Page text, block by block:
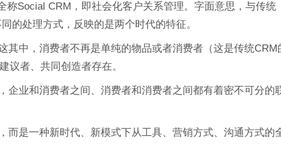
称Social CRM，即社会化客户关系管理。字面意思，与传统
的处理方式，反映的是两个时代的特征。
其中，消费者不再是单纯的物品或者消费者（这是传统CRM
议者、共同创造者存在。
企业和消费者之间、消费者和消费者之间都有着密不可分的
而是一种新时代、新模式下从工具、营销方式、沟通方式的